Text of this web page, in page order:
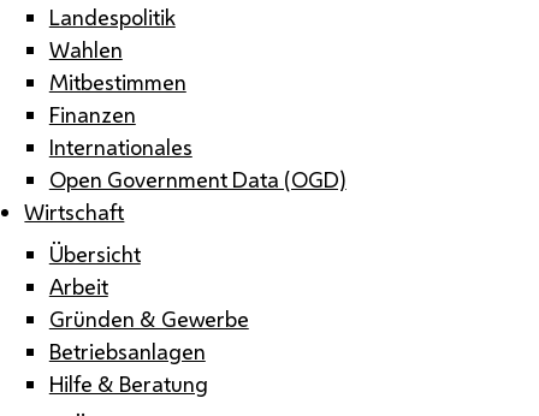
Landespolitik
Wahlen
Mitbestimmen
Finanzen
Internationales
Open Government Data (OGD)
Wirtschaft
Übersicht
Arbeit
Gründen & Gewerbe
Betriebsanlagen
Hilfe & Beratung